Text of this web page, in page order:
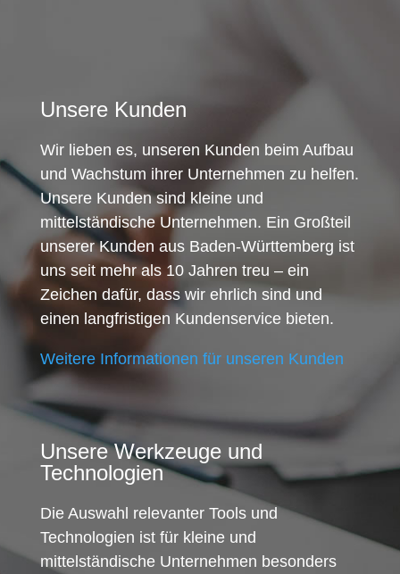
Unsere Kunden
Wir lieben es, unseren Kunden beim Aufbau
und Wachstum ihrer Unternehmen zu helfen.
Unsere Kunden sind kleine und
mittelständische Unternehmen. Ein Großteil
unserer Kunden aus Baden-Württemberg ist
uns seit mehr als 10 Jahren treu – ein
Zeichen dafür, dass wir ehrlich sind und
einen langfristigen Kundenservice bieten.
Weitere Informationen für unseren Kunden
Unsere Werkzeuge und
Technologien
Die Auswahl relevanter Tools und
Technologien ist für kleine und
mittelständische Unternehmen besonders